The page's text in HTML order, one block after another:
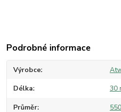
Podrobné informace
Výrobce
Délka 30
Průměr